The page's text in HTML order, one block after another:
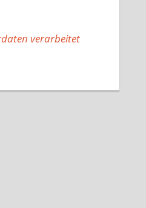
verarbeitet